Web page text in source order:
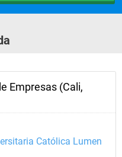
Empresas (Cali,
Católica Lumen